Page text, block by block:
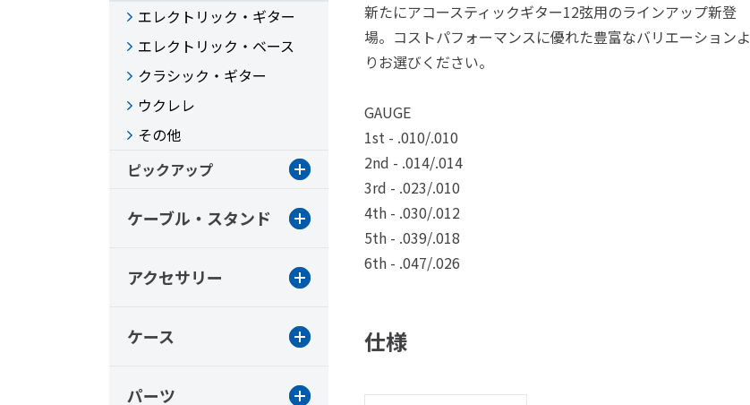
新たにアコースティックギター12弦用のラインアップ新登
場。コストパフォーマンスに優れた豊富なバリエーションよ
りお選びください。
GAUGE
1st - .010/.010
2nd - .014/.014
3rd - .023/.010
4th - .030/.012
5th - .039/.018
6th - .047/.026
仕様
エレクトリック・ギター
エレクトリック・ベース
クラシック・ギター
ウクレレ
その他
ピックアップ
ケーブル・スタンド
アクセサリー
ケース
パーツ